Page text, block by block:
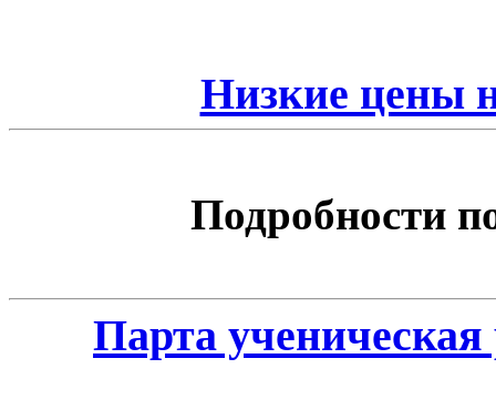
Низкие цены
Подробности
Парта